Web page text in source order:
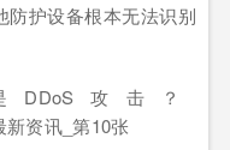
防护设备根本无法识别